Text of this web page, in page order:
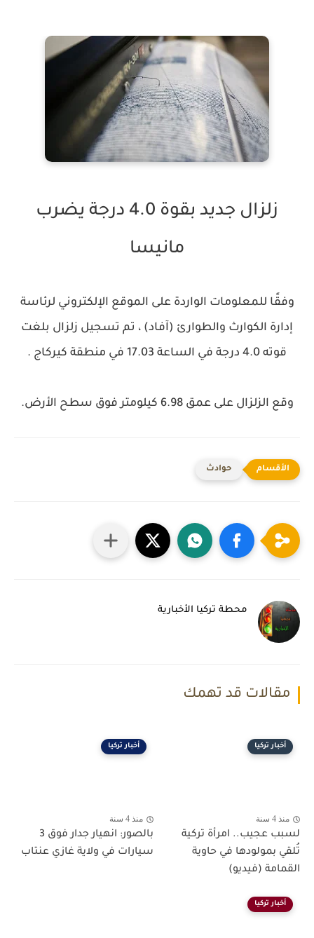
زلزال جديد بقوة 4.0 درجة يضرب
مانيسا
وفقًا للمعلومات الواردة على الموقع الإلكتروني لرئاسة
إدارة الكوارث والطوارئ (آفاد) ، تم تسجيل زلزال بلغت
قوته 4.0 درجة في الساعة 17.03 في منطقة كيركاج .
وقع الزلزال على عمق 6.98 كيلومتر فوق سطح الأرض.
حوادث
محطة تركيا الأخبارية
مقالات قد تهمك
أخبار تركيا
منذ 4 سنة
لسبب عجيب.. امرأة تركية
تُلقي بمولودها في حاوية
القمامة (فيديو)
أخبار تركيا
منذ 4 سنة
بالصور: انهيار جدار فوق 3
سيارات في ولاية غازي عنتاب
أخبار تركيا